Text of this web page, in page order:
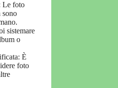
Le foto
sono
sistemare
o
È
foto